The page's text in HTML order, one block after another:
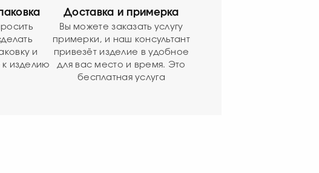
и
к изделию
Доставка и примерка
Вы можете заказать услугу
примерки, и наш консультант
привезёт изделие в удобное
для вас место и время. Это
бесплатная услуга